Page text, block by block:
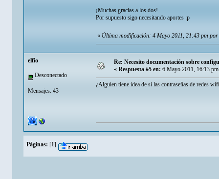
¡Muchas gracias a los dos!
Por supuesto sigo necesitando aportes :p
«Última modificación: 4 Mayo 2011, 21:43 pm por
elfio
Desconectado
Mensajes: 43
Re: Necesito documentación sobre
« Respuesta #5 en: 6 Mayo 2011, 16:13
¿Alguien tiene idea de si las contraseñas de redes
Páginas: [1]